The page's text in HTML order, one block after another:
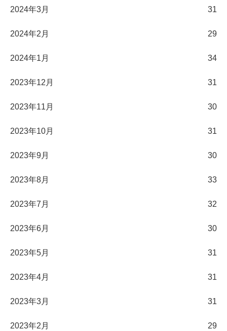
2024年3月 31
2024年2月 29
2024年1月 34
2023年12月 31
2023年11月 30
2023年10月 31
2023年9月 30
2023年8月 33
2023年7月 32
2023年6月 30
2023年5月 31
2023年4月 31
2023年3月 31
2023年2月 29